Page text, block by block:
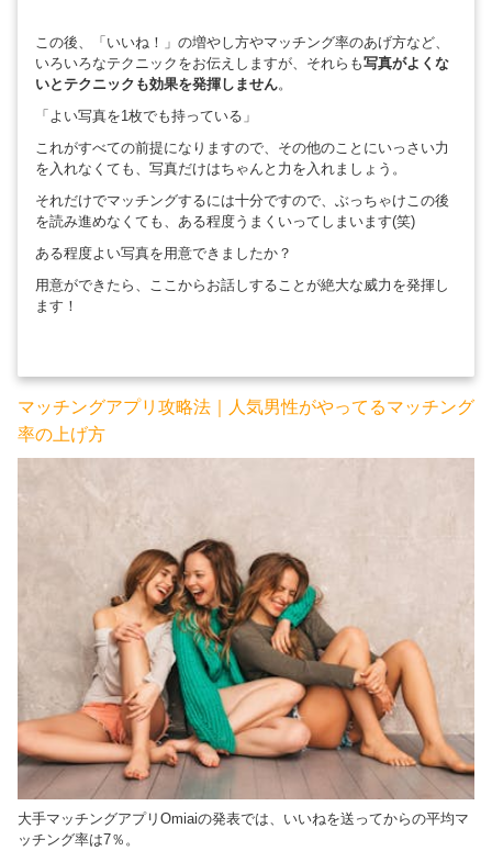
この後、「いいね！」の増やし方やマッチング率のあげ方など、
いろいろなテクニックをお伝えしますが、それらも写真がよくな
いとテクニックも効果を発揮しません。
「よい写真を1枚でも持っている」
これがすべての前提になりますので、その他のことにいっさい力
を入れなくても、写真だけはちゃんと力を入れましょう。
それだけでマッチングするには十分ですので、ぶっちゃけこの後
を読み進めなくても、ある程度うまくいってしまいます(笑)
ある程度よい写真を用意できましたか？
用意ができたら、ここからお話しすることが絶大な威力を発揮し
ます！
マッチングアプリ攻略法｜人気男性がやってるマッチング
率の上げ方
大手マッチングアプリOmiaiの発表では、いいねを送ってからの平均マ
ッチング率は7％。